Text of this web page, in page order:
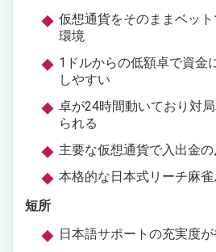
仮想通貨をそのままベッ
環境
1ドルからの低額卓で資金
しやすい
卓が24時間動いており対
られる
主要な仮想通貨で入出金
本格的な日本式リーチ麻
短所
日本語サポートの充実度